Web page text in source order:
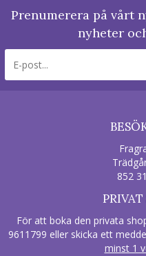
Prenumerera på vårt
nyheter
852
För att boka den privata
9611799 eller skicka ett
minst 1